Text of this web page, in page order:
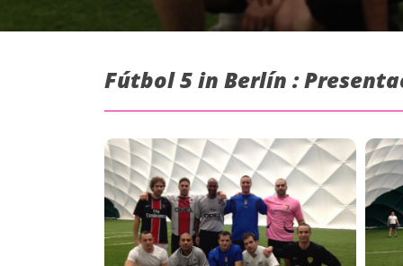
Fútbol 5 in Berlín :